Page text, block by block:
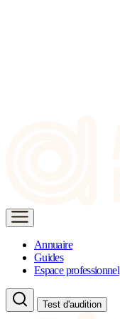
Annuaire
Guides
Espace professionnel
Test d'audition